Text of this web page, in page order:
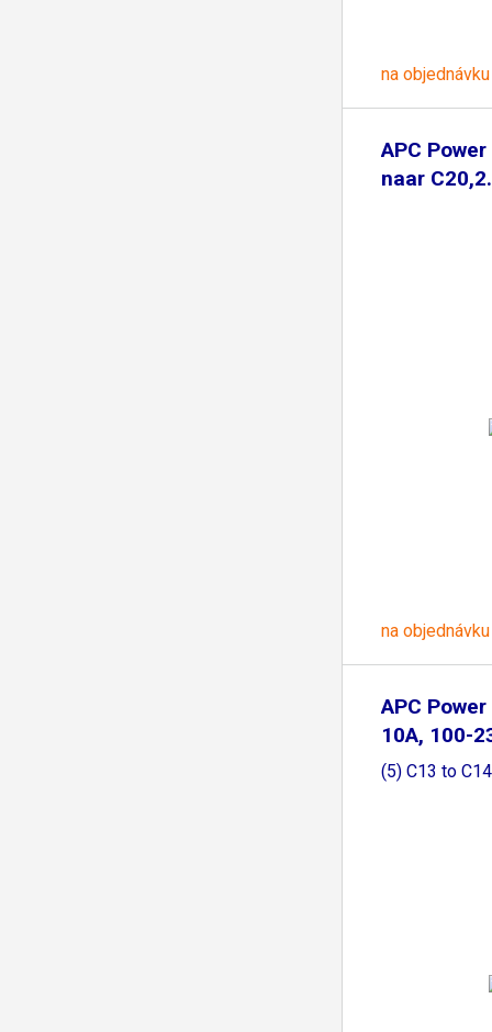
na objednávku
APC
naar
na objednávku
APC
10A, 100-
(5) C13 to C14